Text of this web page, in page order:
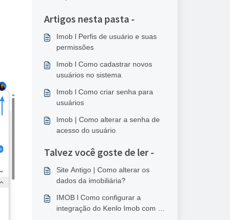
Artigos nesta pasta -
Imob l Perfis de usuário e suas
permissões
Imob l Como cadastrar novos
usuários no sistema
Imob l Como criar senha para
usuários
Imob | Como alterar a senha de
acesso do usuário
Talvez você goste de ler -
Site Antigo | Como alterar os
dados da imobiliária?
IMOB l Como configurar a
integração do Kenlo Imob com o